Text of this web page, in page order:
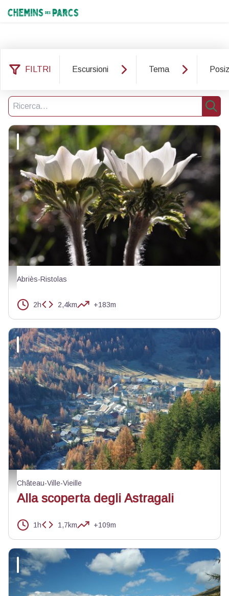
Chemins des Parcs
FILTRI Escursioni Tema
Ricerca
Anemone - Alain Bloc - PNR Queyras
Abriès-Ristolas
2h 2,4km +183m
Château-Ville-Vieille - ©Benjamin Musella - PNR Queyras
Château-Ville-Vieille
Alla scoperta degli Astragali
1h 1,7km +109m